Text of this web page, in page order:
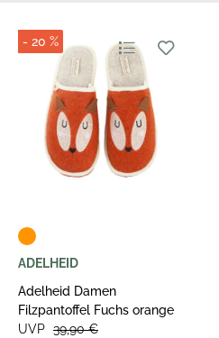
- 20 %
ADELHEID
Adelheid Damen
Filzpantoffel Fuchs orange
UVP 39,90 €